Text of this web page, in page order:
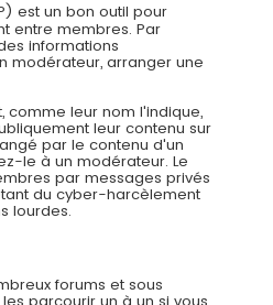
est un bon outil pour
entre membres. Par
informations
modérateur, arranger une
comme leur nom l'indique,
leur contenu sur
par le contenu d'un
le à un modérateur. Le
par messages privés
du cyber-harcèlement
lourdes.
forums et sous